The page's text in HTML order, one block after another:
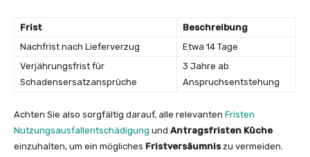
Frist
Beschreibung
Nachfrist nach Lieferverzug
Etwa 14 Tage
Verjährungsfrist für
Schadensersatzansprüche
3 Jahre ab
Anspruchsentstehung
Achten Sie also sorgfältig darauf, alle relevanten Fristen
Nutzungsausfallentschädigung und Antragsfristen Küche
einzuhalten, um ein mögliches Fristversäumniszu vermeiden.